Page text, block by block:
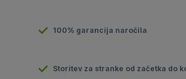
100% garancija naročila
Storitev za stranke od začetka do